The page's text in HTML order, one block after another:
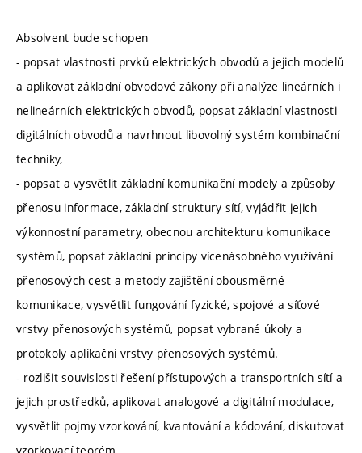
Absolvent bude schopen
- popsat vlastnosti prvků elektrických obvodů a jejich modelů
a aplikovat základní obvodové zákony při analýze lineárních i
nelineárních elektrických obvodů, popsat základní vlastnosti
digitálních obvodů a navrhnout libovolný systém kombinační
techniky,
- popsat a vysvětlit základní komunikační modely a způsoby
přenosu informace, základní struktury sítí, vyjádřit jejich
výkonnostní parametry, obecnou architekturu komunikace
systémů, popsat základní principy vícenásobného využívání
přenosových cest a metody zajištění obousměrné
komunikace, vysvětlit fungování fyzické, spojové a síťové
vrstvy přenosových systémů, popsat vybrané úkoly a
protokoly aplikační vrstvy přenosových systémů.
- rozlišit souvislosti řešení přístupových a transportních sítí a
jejich prostředků, aplikovat analogové a digitální modulace,
vysvětlit pojmy vzorkování, kvantování a kódování, diskutovat